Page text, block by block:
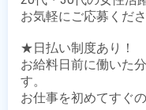
お気軽にご応募くださ
★日払い制度あり！
お給料日前に働いた
す。
お仕事を初めてすぐ